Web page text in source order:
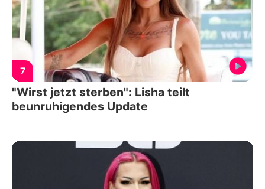
7
"Wirst jetzt sterben": Lisha teilt
beunruhigendes Update